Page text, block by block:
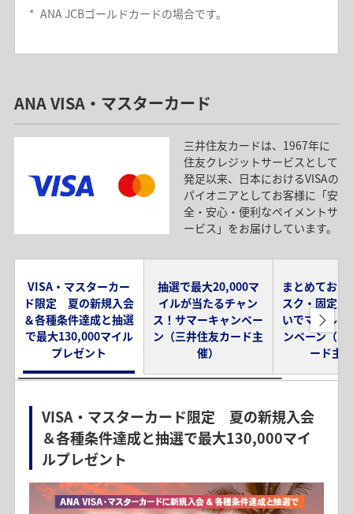
* ANA JCBゴールドカードの場合です。
ン
キャンペーン内容
ANA JCBカード（法人用）に新規ご入会・各種条件達成
で、最大41,000マイル（*）プレゼント！
キャンペーンの詳細は、上記「ANA JCB法人カード」のバ
ナーをクリックしてご確認ください。
入会カードによって、マイル数は異なります。
ANA VISA・マスターカード
三井住友カードは、1967年に
住友クレジットサービスとして
発足以来、日本におけるVISAの
パイオニアとしてお客様に「安
全・安心・便利なペイメントサ
ービス」をお届けしています。
VISA・マスターカー
ド限定 夏の新規入会
＆各種条件達成と抽選
で最大130,000マイル
プレゼント
抽選で最大20,000マ
イルが当たるチャン
ス！サマーキャンペー
ン（三井住友カード主
催）
まとめておト
スク・固定費
いでマイルゲ
ンペーン（三
ード主
VISA・マスターカード限定 夏の新規入会
＆各種条件達成と抽選で最大130,000マイ
ルプレゼント